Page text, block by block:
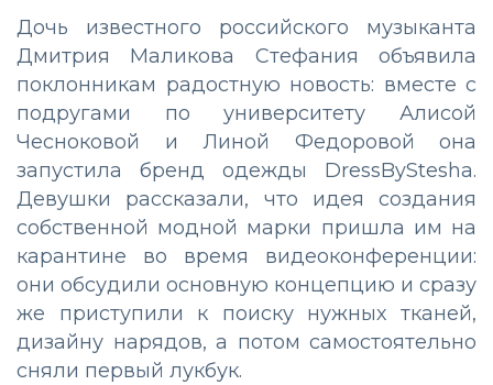
Дочь известного российского музыканта
Дмитрия Маликова Стефания объявила
поклонникам радостную новость: вместе с
подругами по университету Алисой
Чесноковой и Линой Федоровой она
запустила бренд одежды DressByStesha.
Девушки рассказали, что идея создания
собственной модной марки пришла им на
карантине во время видеоконференции:
они обсудили основную концепцию и сразу
же приступили к поиску нужных тканей,
дизайну нарядов, а потом самостоятельно
сняли первый лукбук.